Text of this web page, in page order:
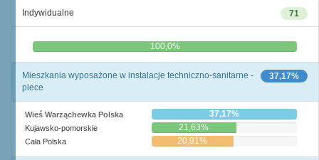
71
Indywidualne
0,0% 100,0%
37,17%
Mieszkania wyposażone w instalacje techniczno-sanitarne -
piece
Wieś Warząchewka Polska 37,17%
Kujawsko-pomorskie 21,63%
Cała Polska 20,91%